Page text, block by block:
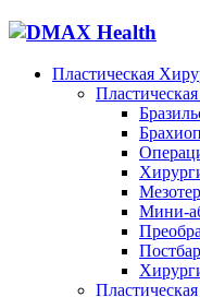
Пластическая
Мини-